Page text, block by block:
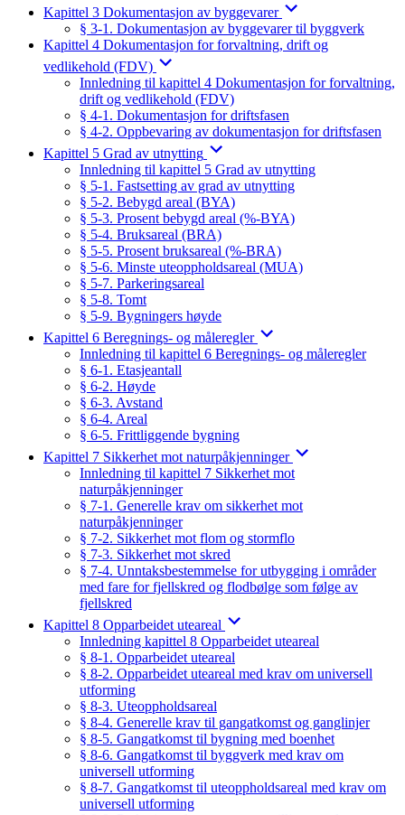
Kapittel 3 Dokumentasjon av byggevarer
§ 3-1. Dokumentasjon av byggevarer til byggverk
Kapittel 4 Dokumentasjon for forvaltning, drift og
vedlikehold (FDV)
Innledning til kapittel 4 Dokumentasjon for forvaltning,
drift og vedlikehold (FDV)
§ 4-1. Dokumentasjon for driftsfasen
§ 4-2. Oppbevaring av dokumentasjon for driftsfasen
Kapittel 5 Grad av utnytting
Innledning til kapittel 5 Grad av utnytting
§ 5-1. Fastsetting av grad av utnytting
§ 5-2. Bebygd areal (BYA)
§ 5-3. Prosent bebygd areal (%-BYA)
§ 5-4. Bruksareal (BRA)
§ 5-5. Prosent bruksareal (%-BRA)
§ 5-6. Minste uteoppholdsareal (MUA)
§ 5-7. Parkeringsareal
§ 5-8. Tomt
§ 5-9. Bygningers høyde
Kapittel 6 Beregnings- og måleregler
Innledning til kapittel 6 Beregnings- og måleregler
§ 6-1. Etasjeantall
§ 6-2. Høyde
§ 6-3. Avstand
§ 6-4. Areal
§ 6-5. Frittliggende bygning
Kapittel 7 Sikkerhet mot naturpåkjenninger
Innledning til kapittel 7 Sikkerhet mot
naturpåkjenninger
§ 7-1. Generelle krav om sikkerhet mot
naturpåkjenninger
§ 7-2. Sikkerhet mot flom og stormflo
§ 7-3. Sikkerhet mot skred
§ 7-4. Unntaksbestemmelse for utbygging i områder
med fare for fjellskred og flodbølge som følge av
fjellskred
Kapittel 8 Opparbeidet uteareal
Innledning kapittel 8 Opparbeidet uteareal
§ 8-1. Opparbeidet uteareal
§ 8-2. Opparbeidet uteareal med krav om universell
utforming
§ 8-3. Uteoppholdsareal
§ 8-4. Generelle krav til gangatkomst og ganglinjer
§ 8-5. Gangatkomst til bygning med boenhet
§ 8-6. Gangatkomst til byggverk med krav om
universell utforming
§ 8-7. Gangatkomst til uteoppholdsareal med krav om
universell utforming